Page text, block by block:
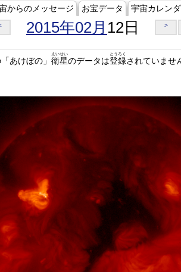
からのメッセージ お宝データ 宇宙カレン
2015年02月 12日 >
あけぼの」 衛星
えいせい
のデータは登録
とうろく
されていませ